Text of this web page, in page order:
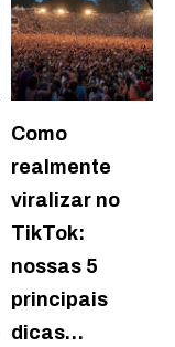
Como
realmente
viralizar no
TikTok:
nossas 5
principais
dicas…